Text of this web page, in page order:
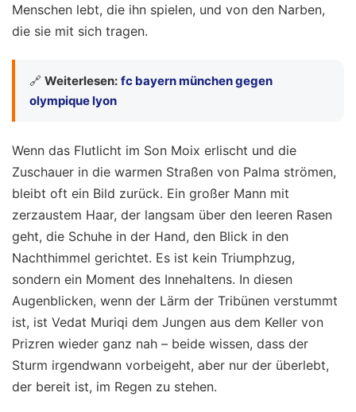
Menschen lebt, die ihn spielen, und von den Narben,
die sie mit sich tragen.
🔗 Weiterlesen: fc bayern münchen gegen
olympique lyon
Wenn das Flutlicht im Son Moix erlischt und die
Zuschauer in die warmen Straßen von Palma strömen,
bleibt oft ein Bild zurück. Ein großer Mann mit
zerzaustem Haar, der langsam über den leeren Rasen
geht, die Schuhe in der Hand, den Blick in den
Nachthimmel gerichtet. Es ist kein Triumphzug,
sondern ein Moment des Innehaltens. In diesen
Augenblicken, wenn der Lärm der Tribünen verstummt
ist, ist Vedat Muriqi dem Jungen aus dem Keller von
Prizren wieder ganz nah – beide wissen, dass der
Sturm irgendwann vorbeigeht, aber nur der überlebt,
der bereit ist, im Regen zu stehen.